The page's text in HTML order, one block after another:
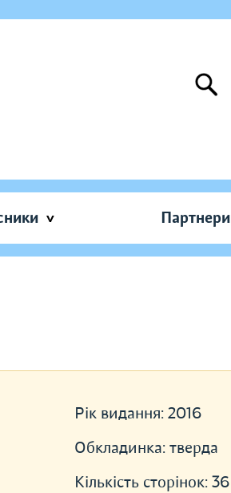
Партнери
Рік видання: 2016
Обкладинка: тверда
Кількість сторінок: 36